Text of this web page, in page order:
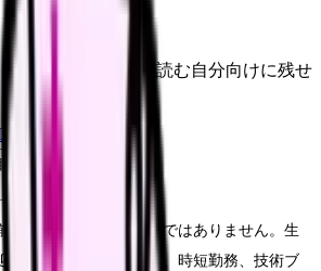
を、同僚やあとで読む自分向けに残せ
投稿文コピー
と同じ職場に戻るだけではありません。生
、子どもの発熱、夜勤、時短勤務、技術ブ